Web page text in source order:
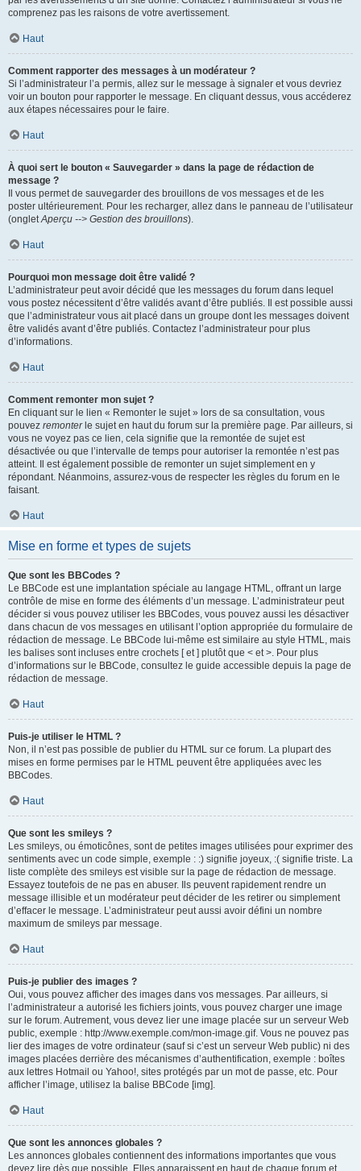
comprenez pas les raisons de votre avertissement.
Haut
Comment rapporter des messages à un modérateur ?
Si l’administrateur l’a permis, allez sur le message à signaler et vous devriez
voir un bouton pour rapporter le message. En cliquant dessus, vous accéderez
aux étapes nécessaires pour le faire.
Haut
À quoi sert le bouton « Sauvegarder » dans la page de rédaction de
message ?
Il vous permet de sauvegarder des brouillons de vos messages et de les
poster ultérieurement. Pour les recharger, allez dans le panneau de l’utilisateur
(ongletAperçu --> Gestion des brouillons).
Haut
Pourquoi mon message doit être validé ?
L’administrateur peut avoir décidé que les messages du forum dans lequel
vous postez nécessitent d’être validés avant d’être publiés. Il est possible aussi
que l’administrateur vous ait placé dans un groupe dont les messages doivent
être validés avant d’être publiés. Contactez l’administrateur pour plus
d’informations.
Haut
Comment remonter mon sujet ?
En cliquant sur le lien « Remonter le sujet » lors de sa consultation, vous
pouvez remonterle sujet en haut du forum sur la première page. Par ailleurs, si
vous ne voyez pas ce lien, cela signifie que la remontée de sujet est
désactivée ou que l’intervalle de temps pour autoriser la remontée n’est pas
atteint. Il est également possible de remonter un sujet simplement en y
répondant. Néanmoins, assurez-vous de respecter les règles du forum en le
faisant.
Haut
Mise en forme et types de sujets
Que sont les BBCodes ?
Le BBCode est une implantation spéciale au langage HTML, offrant un large
contrôle de mise en forme des éléments d’un message. L’administrateur peut
décider si vous pouvez utiliser les BBCodes, vous pouvez aussi les désactiver
dans chacun de vos messages en utilisant l’option appropriée du formulaire de
rédaction de message. Le BBCode lui-même est similaire au style HTML, mais
les balises sont incluses entre crochets [ et ] plutôt que < et >. Pour plus
d’informations sur le BBCode, consultez le guide accessible depuis la page de
rédaction de message.
Haut
Puis-je utiliser le HTML ?
Non, il n’est pas possible de publier du HTML sur ce forum. La plupart des
mises en forme permises par le HTML peuvent être appliquées avec les
BBCodes.
Haut
Que sont les smileys ?
Les smileys, ou émoticônes, sont de petites images utilisées pour exprimer des
sentiments avec un code simple, exemple : :) signifie joyeux, :( signifie triste. La
liste complète des smileys est visible sur la page de rédaction de message.
Essayez toutefois de ne pas en abuser. Ils peuvent rapidement rendre un
message illisible et un modérateur peut décider de les retirer ou simplement
d’effacer le message. L’administrateur peut aussi avoir défini un nombre
maximum de smileys par message.
Haut
Puis-je publier des images ?
Oui, vous pouvez afficher des images dans vos messages. Par ailleurs, si
l’administrateur a autorisé les fichiers joints, vous pouvez charger une image
sur le forum. Autrement, vous devez lier une image placée sur un serveur Web
public, exemple : http://www.exemple.com/mon-image.gif. Vous ne pouvez pas
lier des images de votre ordinateur (sauf si c’est un serveur Web public) ni des
images placées derrière des mécanismes d’authentification, exemple : boîtes
aux lettres Hotmail ou Yahoo!, sites protégés par un mot de passe, etc. Pour
afficher l’image, utilisez la balise BBCode [img].
Haut
Que sont les annonces globales ?
Les annonces globales contiennent des informations importantes que vous
devez lire dès que possible. Elles apparaissent en haut de chaque forum et